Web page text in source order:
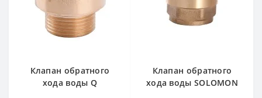
Клапан обратного
хода воды Q
Клапан обратного
хода воды SOLOMON